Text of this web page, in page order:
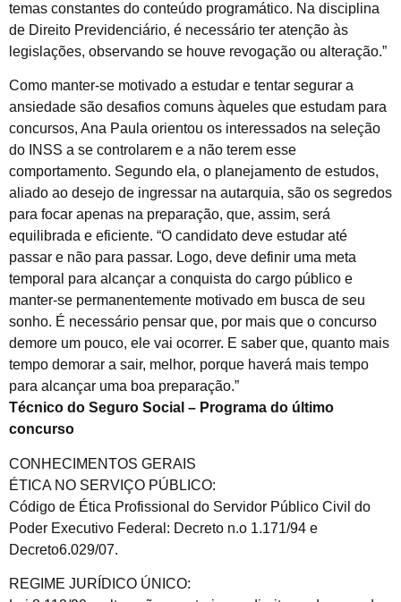
temas constantes do conteúdo programático. Na disciplina
de Direito Previdenciário, é necessário ter atenção às
legislações, observando se houve revogação ou alteração.”
Como manter-se motivado a estudar e tentar segurar a
ansiedade são desafios comuns àqueles que estudam para
concursos, Ana Paula orientou os interessados na seleção
do INSS a se controlarem e a não terem esse
comportamento. Segundo ela, o planejamento de estudos,
aliado ao desejo de ingressar na autarquia, são os segredos
para focar apenas na preparação, que, assim, será
equilibrada e eficiente. “O candidato deve estudar até
passar e não para passar. Logo, deve definir uma meta
temporal para alcançar a conquista do cargo público e
manter-se permanentemente motivado em busca de seu
sonho. É necessário pensar que, por mais que o concurso
demore um pouco, ele vai ocorrer. E saber que, quanto mais
tempo demorar a sair, melhor, porque haverá mais tempo
para alcançar uma boa preparação.”
Técnico do Seguro Social – Programa do último
concurso
CONHECIMENTOS GERAIS
ÉTICA NO SERVIÇO PÚBLICO:
Código de Ética Profissional do Servidor Público Civil do
Poder Executivo Federal: Decreto n.o 1.171/94 e
Decreto6.029/07.
REGIME JURÍDICO ÚNICO: